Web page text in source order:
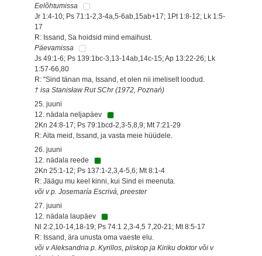
Eelõhtumissa
Jr 1:4-10; Ps 71:1-2,3-4a,5-6ab,15ab+17; 1Pt 1:8-12; Lk 1:5-
17
R: Issand, Sa hoidsid mind emaihust.
Päevamissa
Js 49:1-6; Ps 139:1bc-3,13-14ab,14c-15; Ap 13:22-26; Lk
1:57-66,80
R: "Sind tänan ma, Issand, et olen nii imeliselt loodud.
† isa Stanisław Rut SChr (1972, Poznań)
25. juuni
12. nädala neljapäev
2Kn 24:8-17; Ps 79:1bcd-2,3-5,8,9; Mt 7:21-29
R: Aita meid, Issand, ja vasta meie hüüdele.
26. juuni
12. nädala reede
2Kn 25:1-12; Ps 137:1-2,3,4-5,6; Mt 8:1-4
R: Jäägu mu keel kinni, kui Sind ei meenuta.
või v p. Josemaría Escrivá, preester
27. juuni
12. nädala laupäev
Nl 2:2,10-14,18-19; Ps 74:1 2,3-4,5 7,20-21; Mt 8:5-17
R: Issand, ära unusta oma vaeste elu.
või v Aleksandria p. Kyrillos, piiskop ja Kiriku doktor või v